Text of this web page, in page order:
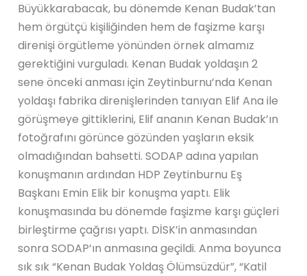
Büyükkarabacak, bu dönemde Kenan Budak’tan
hem örgütçü kişiliğinden hem de faşizme karşı
direnişi örgütleme yönünden örnek almamız
gerektiğini vurguladı. Kenan Budak yoldaşın 2
sene önceki anması için Zeytinburnu’nda Kenan
yoldaşı fabrika direnişlerinden tanıyan Elif Ana ile
görüşmeye gittiklerini, Elif ananın Kenan Budak’ın
fotoğrafını görünce gözünden yaşların eksik
olmadığından bahsetti. SODAP adına yapılan
konuşmanın ardından HDP Zeytinburnu Eş
Başkanı Emin Elik bir konuşma yaptı. Elik
konuşmasında bu dönemde faşizme karşı güçleri
birleştirme çağrısı yaptı. DİSK’in anmasından
sonra SODAP’ın anmasına geçildi. Anma boyunca
sık sık “Kenan Budak Yoldaş Ölümsüzdür”, “Katil